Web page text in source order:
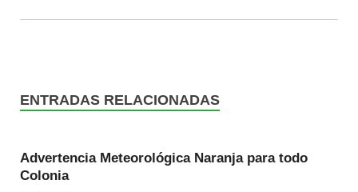
ENTRADAS RELACIONADAS
Advertencia Meteorológica Naranja para todo
Colonia